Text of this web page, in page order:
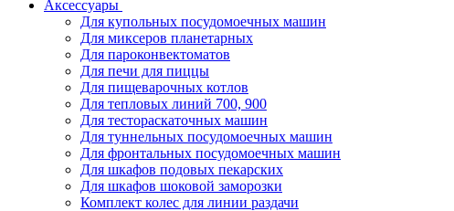
Аксессуары
Для купольных посудомоечных машин
Для миксеров планетарных
Для пароконвектоматов
Для печи для пиццы
Для пищеварочных котлов
Для тепловых линий 700, 900
Для тестораскаточных машин
Для туннельных посудомоечных машин
Для фронтальных посудомоечных машин
Для шкафов подовых пекарских
Для шкафов шоковой заморозки
Комплект колес для линии раздачи